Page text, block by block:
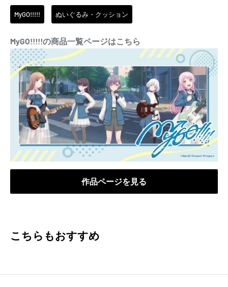
サイズ：本体 約 H100 mm
【ブシロードオンラインストア限定 予約特典】
・BanG Dream! ちゃむりぃ みに MyGO!!!!! Voyage ver. ダイカット
ステッカー（5種コンプリート）
※予約のみが対象となります。
※予定数量に達し次第、予告なく終了する場合がございます。予めご
了承下さい。
MyGO!!!!! ぬいぐるみ・クッション
MyGO!!!!!の商品一覧ページはこちら
作品ページを見る
こちらもおすすめ